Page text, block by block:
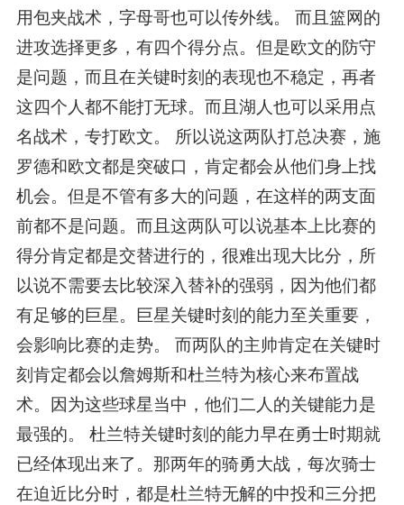
用包夹战术，字母哥也可以传外线。 而且篮网的
进攻选择更多，有四个得分点。但是欧文的防守
是问题，而且在关键时刻的表现也不稳定，再者
这四个人都不能打无球。而且湖人也可以采用点
名战术，专打欧文。 所以说这两队打总决赛，施
罗德和欧文都是突破口，肯定都会从他们身上找
机会。但是不管有多大的问题，在这样的两支面
前都不是问题。而且这两队可以说基本上比赛的
得分肯定都是交替进行的，很难出现大比分，所
以说不需要去比较深入替补的强弱，因为他们都
有足够的巨星。巨星关键时刻的能力至关重要，
会影响比赛的走势。 而两队的主帅肯定在关键时
刻肯定都会以詹姆斯和杜兰特为核心来布置战
术。因为这些球星当中，他们二人的关键能力是
最强的。 杜兰特关键时刻的能力早在勇士时期就
已经体现出来了。那两年的骑勇大战，每次骑士
在迫近比分时，都是杜兰特无解的中投和三分把